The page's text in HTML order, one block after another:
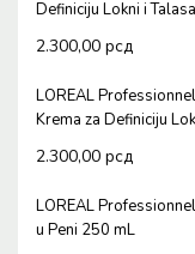
Definiciju Lokni i
2.300,00 рсд
LOREAL
Krema za Definiciju
2.300,00 рсд
LOREAL
u Peni 250 mL